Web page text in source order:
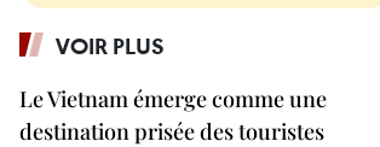
VOIR PLUS
Le Vietnam émerge comme une
destination prisée des touristes